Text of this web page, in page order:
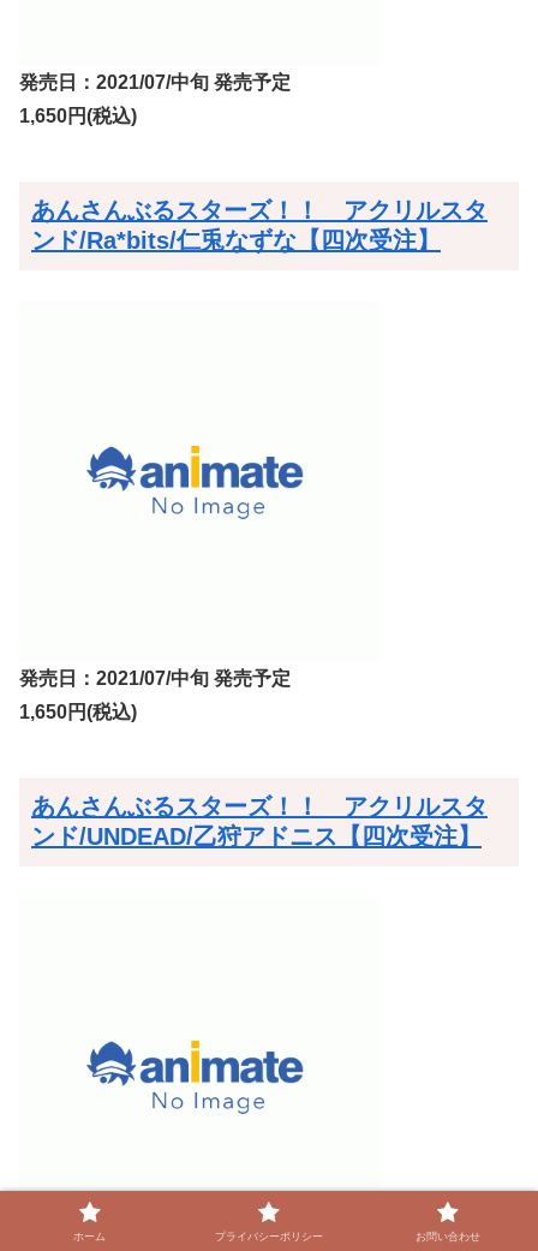
発売日：2021/07/中旬 発売予定
1,650円(税込)
あんさんぶるスターズ！！ アクリルスタ
ンド/Ra*bits/仁兎なずな【四次受注】
発売日：2021/07/中旬 発売予定
1,650円(税込)
あんさんぶるスターズ！！ アクリルスタ
ンド/UNDEAD/乙狩アドニス【四次受注】
ホーム プライバシーポリシー お問い合わせ